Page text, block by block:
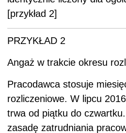
[przykład 2]
PRZYKŁAD 2
Angaż w trakcie okresu
Pracodawca stosuje
rozliczeniowe. W lipcu
trwa od piątku do
zasadę zatrudniania